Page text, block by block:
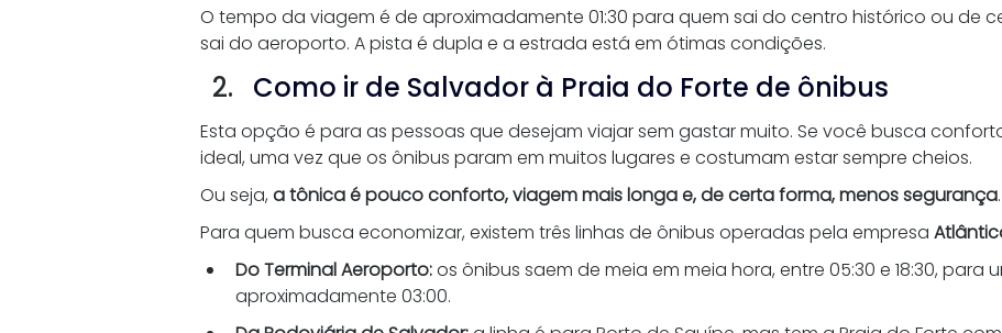
O tempo da viagem é de aproximadamente 01:30 para quem sai do centro histórico ou de
sai do aeroporto. A pista é dupla e a estrada está em ótimas condições.
Como ir de Salvador à Praia do Forte de ônibus
Esta opção é para as pessoas que desejam viajar sem gastar muito. Se você busca
ideal, uma vez que os ônibus param em muitos lugares e costumam estar sempre cheios.
Ou seja, a tônica é pouco conforto, viagem mais longa e, de certa forma, menos segurança.
Para quem busca economizar, existem três linhas de ônibus operadas pela empresa
Do Terminal Aeroporto: os ônibus saem de meia em meia hora, entre 05:30 e 18:30, para
aproximadamente 03:00.